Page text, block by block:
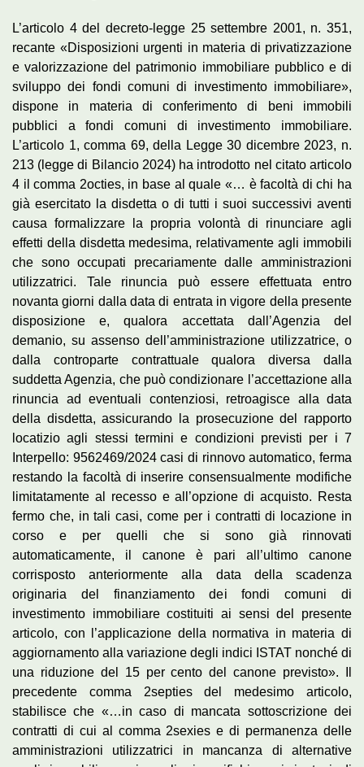
L’articolo 4 del decreto-legge 25 settembre 2001, n. 351,
recante «Disposizioni urgenti in materia di privatizzazione
e valorizzazione del patrimonio immobiliare pubblico e di
sviluppo dei fondi comuni di investimento immobiliare»,
dispone in materia di conferimento di beni immobili
pubblici a fondi comuni di investimento immobiliare.
L’articolo 1, comma 69, della Legge 30 dicembre 2023, n.
213 (legge di Bilancio 2024) ha introdotto nel citato articolo
4 il comma 2octies, in base al quale «… è facoltà di chi ha
già esercitato la disdetta o di tutti i suoi successivi aventi
causa formalizzare la propria volontà di rinunciare agli
effetti della disdetta medesima, relativamente agli immobili
che sono occupati precariamente dalle amministrazioni
utilizzatrici. Tale rinuncia può essere effettuata entro
novanta giorni dalla data di entrata in vigore della presente
disposizione e, qualora accettata dall’Agenzia del
demanio, su assenso dell’amministrazione utilizzatrice, o
dalla controparte contrattuale qualora diversa dalla
suddetta Agenzia, che può condizionare l’accettazione alla
rinuncia ad eventuali contenziosi, retroagisce alla data
della disdetta, assicurando la prosecuzione del rapporto
locatizio agli stessi termini e condizioni previsti per i 7
Interpello: 9562469/2024 casi di rinnovo automatico, ferma
restando la facoltà di inserire consensualmente modifiche
limitatamente al recesso e all’opzione di acquisto. Resta
fermo che, in tali casi, come per i contratti di locazione in
corso e per quelli che si sono già rinnovati
automaticamente, il canone è pari all’ultimo canone
corrisposto anteriormente alla data della scadenza
originaria del finanziamento dei fondi comuni di
investimento immobiliare costituiti ai sensi del presente
articolo, con l’applicazione della normativa in materia di
aggiornamento alla variazione degli indici ISTAT nonché di
una riduzione del 15 per cento del canone previsto». Il
precedente comma 2septies del medesimo articolo,
stabilisce che «…in caso di mancata sottoscrizione dei
contratti di cui al comma 2sexies e di permanenza delle
amministrazioni utilizzatrici in mancanza di alternative